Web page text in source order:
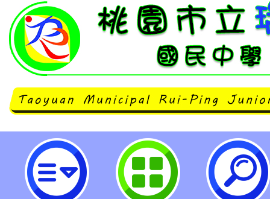
2025 OPEN HOUSE 開放參觀「
來-氣象遙測新視界特展」-桃園市